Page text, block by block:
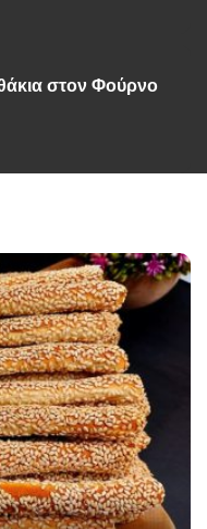
στον Φούρνο